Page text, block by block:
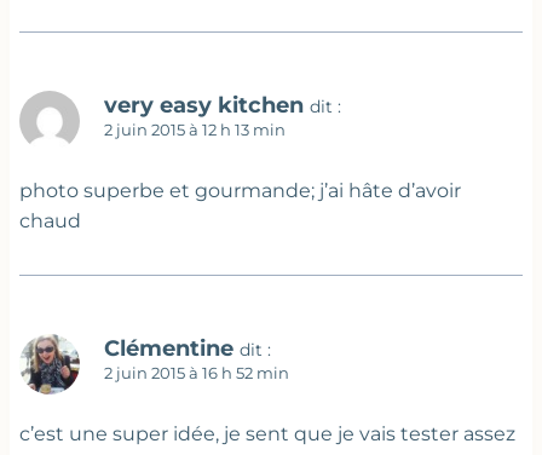
very easy kitchen dit :
2 juin 2015 à 12 h 13 min
photo superbe et gourmande; j’ai hâte d’avoir
chaud
Clémentine dit :
2 juin 2015 à 16 h 52 min
c’est une super idée, je sent que je vais tester assez